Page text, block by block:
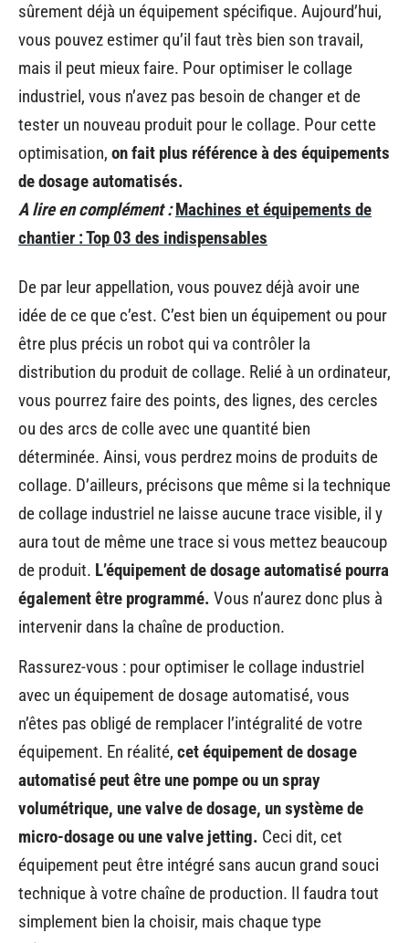
sûrement déjà un équipement spécifique. Aujourd’hui,
vous pouvez estimer qu’il faut très bien son travail,
mais il peut mieux faire. Pour optimiser le collage
industriel, vous n’avez pas besoin de changer et de
tester un nouveau produit pour le collage. Pour cette
optimisation, on fait plus référence à des équipements
de dosage automatisés.
A lire en complément : Machines et équipements de
chantier : Top 03 des indispensables
De par leur appellation, vous pouvez déjà avoir une
idée de ce que c’est. C’est bien un équipement ou pour
être plus précis un robot qui va contrôler la
distribution du produit de collage. Relié à un ordinateur,
vous pourrez faire des points, des lignes, des cercles
ou des arcs de colle avec une quantité bien
déterminée. Ainsi, vous perdrez moins de produits de
collage. D’ailleurs, précisons que même si la technique
de collage industriel ne laisse aucune trace visible, il y
aura tout de même une trace si vous mettez beaucoup
de produit. L’équipement de dosage automatisé pourra
également être programmé. Vous n’aurez donc plus à
intervenir dans la chaîne de production.
Rassurez-vous : pour optimiser le collage industriel
avec un équipement de dosage automatisé, vous
n’êtes pas obligé de remplacer l’intégralité de votre
équipement. En réalité, cet équipement de dosage
automatisé peut être une pompe ou un spray
volumétrique, une valve de dosage, un système de
micro-dosage ou une valve jetting. Ceci dit, cet
équipement peut être intégré sans aucun grand souci
technique à votre chaîne de production. Il faudra tout
simplement bien la choisir, mais chaque type